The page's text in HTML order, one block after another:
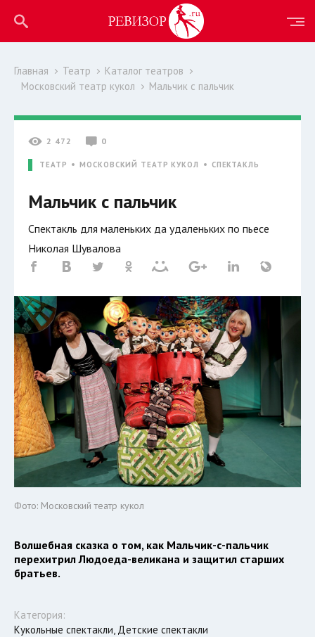
Главная Театр
Каталог театров
Московский театр кукол
Мальчик с пальчик
2 472 0
ТЕАТР МОСКОВСКИЙ ТЕАТР КУКОЛ СПЕКТАКЛЬ
Мальчик с пальчик
Спектакль для маленьких да удаленьких по пьесе
Николая Шувалова
Фото: Московский театр кукол
Волшебная сказка о том, как Мальчик-с-пальчик
перехитрил Людоеда-великана и защитил старших
братьев.
Категория:
Кукольные спектакли, Детские спектакли